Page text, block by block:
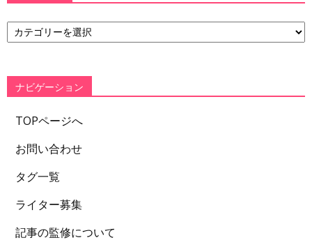
カ
テ
ー
ナビゲーション
TOPページへ
お問い合わせ
タグ一覧
ライター募集
記事の監修について